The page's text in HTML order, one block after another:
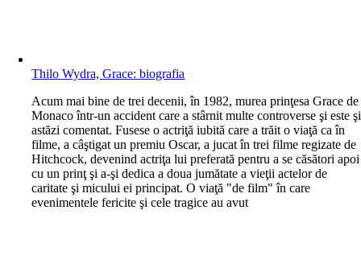
Thilo Wydra, Grace: biografia
Acum mai bine de trei decenii, în 1982, murea prinţesa Grace de
Monaco într-un accident care a stârnit multe controverse şi este şi
astăzi comentat. Fusese o actriţă iubită care a trăit o viaţă ca în
filme, a câştigat un premiu Oscar, a jucat în trei filme regizate de
Hitchcock, devenind actriţa lui preferată pentru a se căsători apoi
cu un prinţ şi a-şi dedica a doua jumătate a vieţii actelor de
caritate şi micului ei principat. O viaţă "de film" în care
evenimentele fericite şi cele tragice au avut